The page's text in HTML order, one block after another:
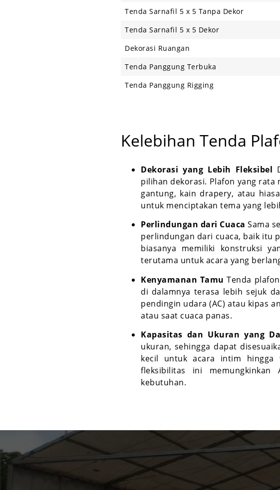
Tenda Sarnafil 5 x 5 Tanpa Dekor
Tenda Sarnafil 5 x 5 Dekor
Dekorasi Ruangan
Tenda Panggung Terbuka
Tenda Panggung Rigging
Kelebihan Tenda
Dekorasi yang Lebih Fleksibel
pilihan dekorasi. Plafon yang
gantung, kain drapery, atau
untuk menciptakan tema yang
Perlindungan dari Cuaca Sama
perlindungan dari cuaca, baik itu
biasanya memiliki konstruksi
terutama untuk acara yang
Kenyamanan Tamu Tenda
di dalamnya terasa lebih sejuk
pendingin udara (AC) atau kipas
atau saat cuaca panas.
Kapasitas dan Ukuran yang
ukuran, sehingga dapat
kecil untuk acara intim hingga
fleksibilitas ini
kebutuhan.